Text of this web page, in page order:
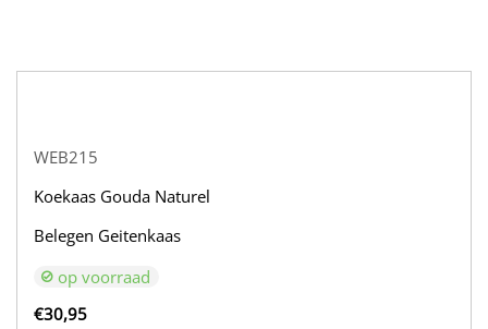
WEB215
Koekaas Gouda Naturel
Belegen Geitenkaas
op voorraad
€30,95